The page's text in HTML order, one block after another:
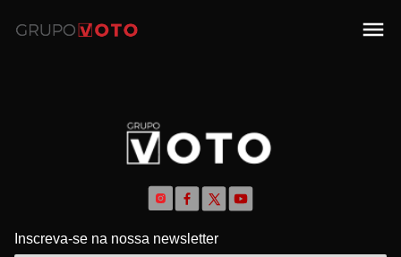
Inscreva-se na nossa newsletter